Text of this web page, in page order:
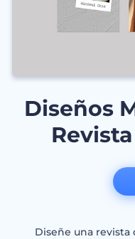
Diseños
Diseñe una